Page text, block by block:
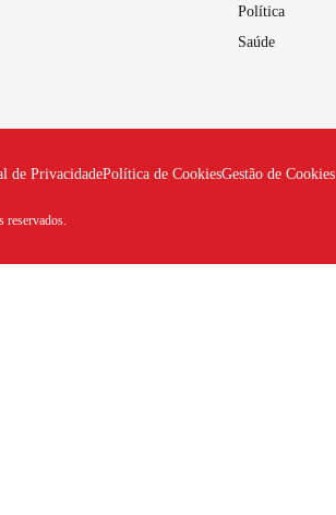
Política
Saúde
de PrivacidadePolítica de CookiesGestão de Cookies
reservados.